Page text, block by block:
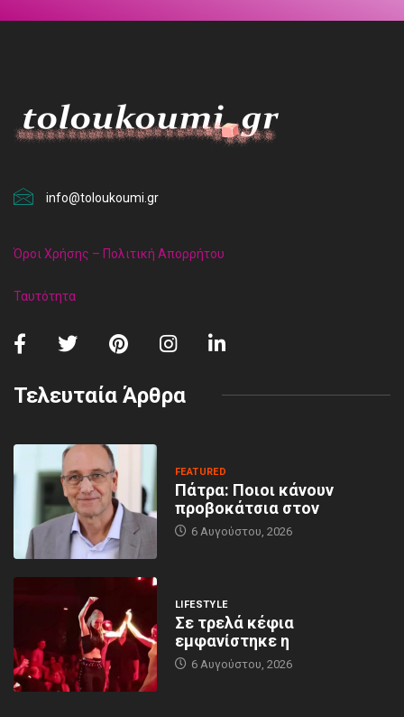
info@toloukoumi.gr
Όροι Χρήσης – Πολιτική Απορρήτου
Ταυτότητα
Τελευταία Άρθρα
FEATURED
Πάτρα: Ποιοι κάνουν
προβοκάτσια στον
6 Αυγούστου, 2026
LIFESTYLE
Σε τρελά κέφια
εμφανίστηκε η
6 Αυγούστου, 2026